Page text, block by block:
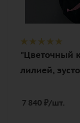
"Цветочный
лилией,
7 840 ₽/шт.